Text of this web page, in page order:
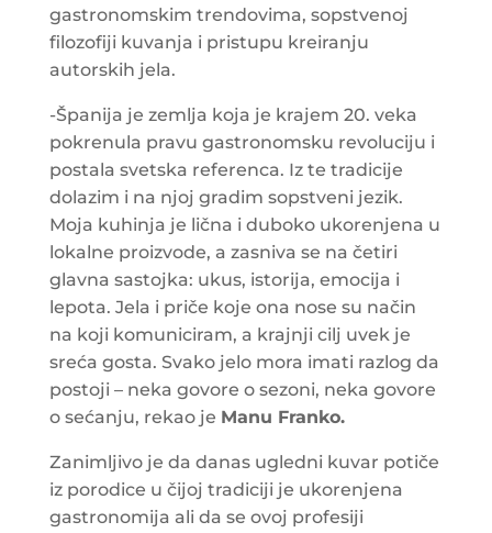
gastronomskim trendovima, sopstvenoj
filozofiji kuvanja i pristupu kreiranju
autorskih jela.
-Španija je zemlja koja je krajem 20. veka
pokrenula pravu gastronomsku revoluciju i
postala svetska referenca. Iz te tradicije
dolazim i na njoj gradim sopstveni jezik.
Moja kuhinja je lična i duboko ukorenjena u
lokalne proizvode, a zasniva se na četiri
glavna sastojka: ukus, istorija, emocija i
lepota. Jela i priče koje ona nose su način
na koji komuniciram, a krajnji cilj uvek je
sreća gosta. Svako jelo mora imati razlog da
postoji – neka govore o sezoni, neka govore
o sećanju, rekao je Manu Franko.
Zanimljivo je da danas ugledni kuvar potiče
iz porodice u čijoj tradiciji je ukorenjena
gastronomija ali da se ovoj profesiji